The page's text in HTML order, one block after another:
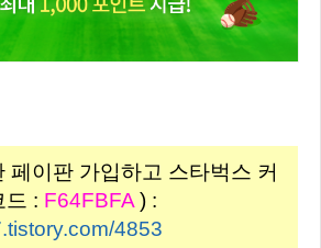
이판 가입하고 스타벅스 커
드 : F64FBFA) :
4853